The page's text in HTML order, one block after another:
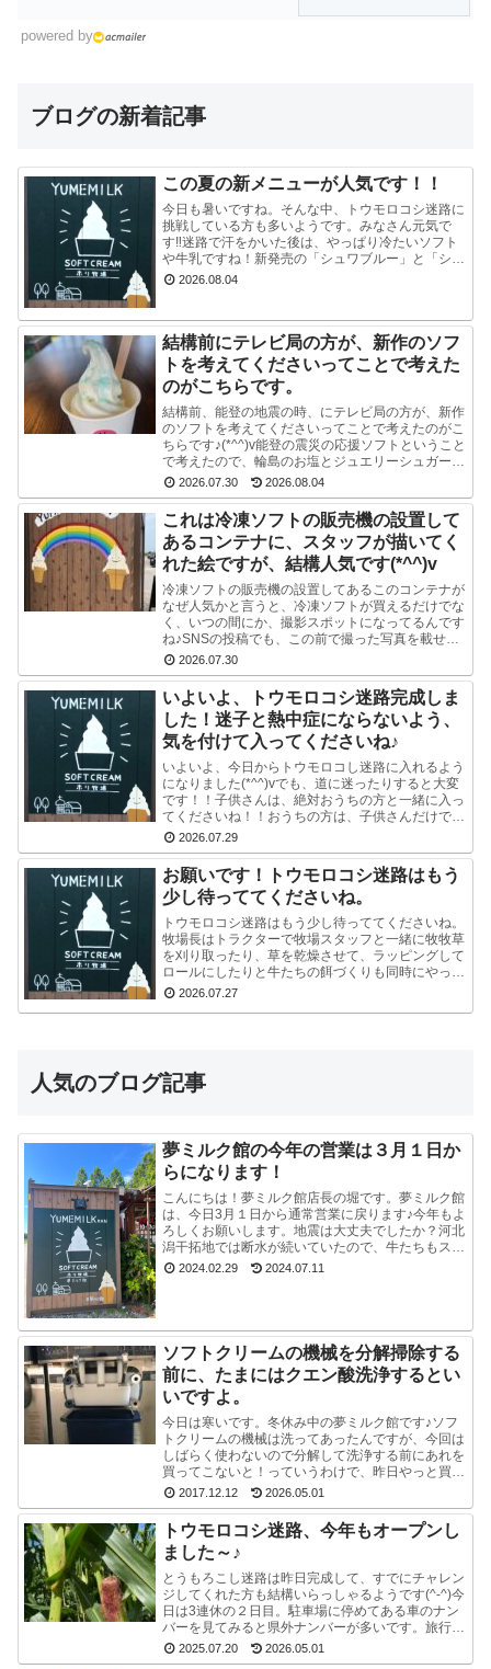
powered by
ブログの新着記事
この夏の新メニューが人気です！！
今日も暑いですね。そんな中、トウモロコシ迷路に
挑戦している方も多いようです。みなさん元気で
す‼迷路で汗をかいた後は、やっぱり冷たいソフト
や牛乳ですね！新発売の「シュワブルー」と「シュ
ワグリーン」が只今人気ですぐに売り切れてしまい
2026.08.04
結構前にテレビ局の方が、新作のソフ
トを考えてくださいってことで考えた
のがこちらです。
結構前、能登の地震の時、にテレビ局の方が、新作
のソフトを考えてくださいってことで考えたのがこ
ちらです♪(*^^)v能登の震災の応援ソフトということ
で考えたので、輪島のお塩とジュエリーシュガーを
使い、海をイメージした水色のスマイルソフトを作
り...
2026.07.30 2026.08.04
これは冷凍ソフトの販売機の設置して
あるコンテナに、スタッフが描いてく
れた絵ですが、結構人気です(*^^)v
冷凍ソフトの販売機の設置してあるこのコンテナが
なぜ人気かと言うと、冷凍ソフトが買えるだけでな
く、いつの間にか、撮影スポットになってるんです
ね♪SNSの投稿でも、この前で撮った写真を載せて
る方多数です(^-^) かわいい写真が撮れますよ♪冷
凍...
2026.07.30
いよいよ、トウモロコシ迷路完成しま
した！迷子と熱中症にならないよう、
気を付けて入ってくださいね♪
いよいよ、今日からトウモロコし迷路に入れるよう
になりました(*^^)vでも、道に迷ったりすると大変
です！！子供さんは、絶対おうちの方と一緒に入っ
てくださいね！！おうちの方は、子供さんだけで迷
路にはいかせないでくださいね！！よろしくおねが
いし...
2026.07.29
お願いです！トウモロコシ迷路はもう
少し待っててくださいね。
トウモロコシ迷路はもう少し待っててくださいね。
牧場長はトラクターで牧場スタッフと一緒に牧牧草
を刈り取ったり、草を乾燥させて、ラッピングして
ロールにしたりと牛たちの餌づくりも同時にやって
いるので、看板を立て切れていないんです。今はま
2026.07.27
人気のブログ記事
夢ミルク館の今年の営業は３月１日か
らになります！
こんにちは！夢ミルク館店長の堀です。夢ミルク館
は、今日3月１日から通常営業に戻ります♪今年もよ
ろしくお願いします。地震は大丈夫でしたか？河北
潟干拓地では断水が続いていたので、牛たちもスタ
ッフも大変でした。能登半島地震で河北潟干拓地も
2024.02.29 2024.07.11
ソフトクリームの機械を分解掃除する
前に、たまにはクエン酸洗浄するとい
いですよ。
今日は寒いです。冬休み中の夢ミルク館です♪ソフ
トクリームの機械は洗ってあったんですが、今回は
しばらく使わないので分解して洗浄する前にあれを
買ってこないと！っていうわけで、昨日やっと買っ
てきました。ポットのクエン酸洗浄剤。粉末のやつ
です。週1...
2017.12.12 2026.05.01
トウモロコシ迷路、今年もオープンし
ました～♪
とうもろこし迷路は昨日完成して、すでにチャレン
ジしてくれた方も結構いらっしゃるようです(^-^)今
日は3連休の２日目。駐車場に停めてある車のナン
バーを見てみると県外ナンバーが多いです。旅行と
か帰省ですかね(^^)みんな楽しそうで良かったで
す...
2025.07.20 2026.05.01